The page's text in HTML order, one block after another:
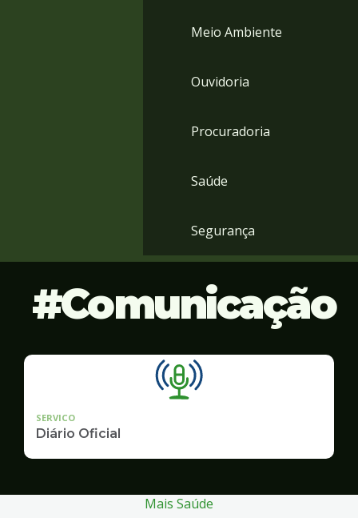
Meio Ambiente
Ouvidoria
Procuradoria
Saúde
Segurança
Comunicação
SERVICO
Diário Oficial
Mais Saúde